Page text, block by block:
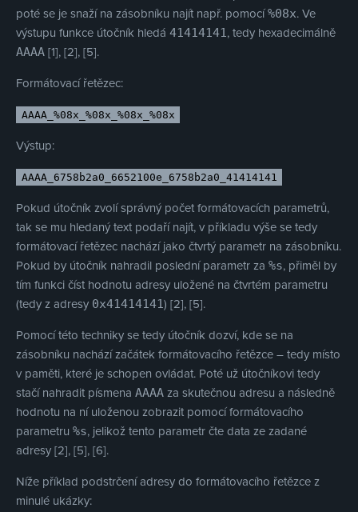
poté se je snaží na zásobníku najít např. pomocí%08x. Ve
výstupu funkce útočník hledá 41414141, tedy hexadecimálně
AAAA [1], [2], [5].
Formátovací řetězec:
AAAA_%08x_%08x_%08x_%08x
Výstup:
AAAA_6758b2a0_6652100e_6758b2a0_41414141
Pokud útočník zvolí správný počet formátovacích parametrů,
tak se mu hledaný text podaří najít, v příkladu výše se tedy
formátovací řetězec nachází jako čtvrtý parametr na zásobníku.
Pokud by útočník nahradil poslední parametr za %s, přiměl by
tím funkci číst hodnotu adresy uložené na čtvrtém parametru
(tedy z adresy 0x41414141) [2], [5].
Pomocí této techniky se tedy útočník dozví, kde se na
zásobníku nachází začátek formátovacího řetězce – tedy místo
v paměti, které je schopen ovládat. Poté už útočníkovi tedy
stačí nahradit písmena AAAA za skutečnou adresu a následně
hodnotu na ní uloženou zobrazit pomocí formátovacího
parametru %s, jelikož tento parametr čte data ze zadané
adresy [2], [5], [6].
Níže příklad podstrčení adresy do formátovacího řetězce z
minulé ukázky: